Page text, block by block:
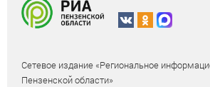
Сетевое издание «Региональное
Пензенской области»